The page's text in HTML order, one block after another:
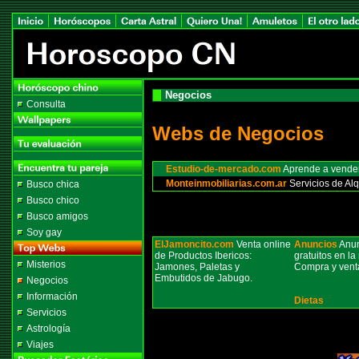
Consulta
Busco chica
Busco chico
Busco amigos
Soy gay
Misterios
Negocios
Información
Servicios
Astrología
Viajes
Negocios
Webs de Negocios
Estudio-de-mercado.com Aprende a
Monteinmobiliarias.com.ar Servicios de
ElJamoncito.com Venta online
de Productos Ibericos:
Jamones, Paletas y
Embutidos de Jabugo.
Anuncios
gratuitos en la
Compra y
Dietas